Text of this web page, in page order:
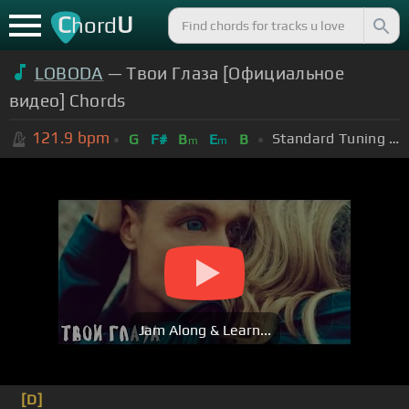
ChordU
LOBODA — Твои Глаза [Официальное
видео] Chords
121.9 bpm G F# Bm Em B Standard Tuning (EADGBE)
Jam Along & Learn...
[D]